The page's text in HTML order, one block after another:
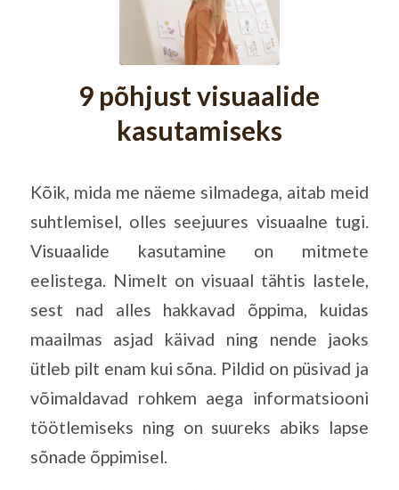
9 põhjust visuaalide
kasutamiseks
Kõik, mida me näeme silmadega, aitab meid
suhtlemisel, olles seejuures visuaalne tugi.
Visuaalide kasutamine on mitmete
eelistega. Nimelt on visuaal tähtis lastele,
sest nad alles hakkavad õppima, kuidas
maailmas asjad käivad ning nende jaoks
ütleb pilt enam kui sõna. Pildid on püsivad ja
võimaldavad rohkem aega informatsiooni
töötlemiseks ning on suureks abiks lapse
sõnade õppimisel.